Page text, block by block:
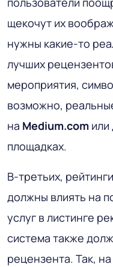
щекочут их
нужны какие-то
лучших
мероприятия,
возможно,
на Medium.com или
площадках.
В-третьих,
должны влиять на
услуг в листинге
система также
рецензента. Так, на